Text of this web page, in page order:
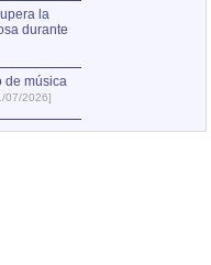
la
durante
de música
07/2026]